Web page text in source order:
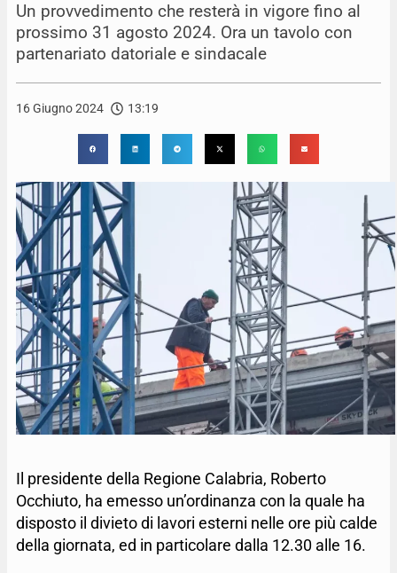
Un provvedimento che resterà in vigore fino al
prossimo 31 agosto 2024. Ora un tavolo con
partenariato datoriale e sindacale
16 Giugno 2024 13:19
Il presidente della Regione Calabria, Roberto
Occhiuto, ha emesso un’ordinanza con la quale ha
disposto il divieto di lavori esterni nelle ore più calde
della giornata, ed in particolare dalla 12.30 alle 16.